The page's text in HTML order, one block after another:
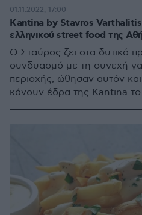
Kantina by Stavros
ελληνικού street food της
Ο Σταύρος ζει στα δυτικά
συνδυασμό με τη συνεχή
περιοχής, ώθησαν αυτόν
κάνουν έδρα της Kantina το
01.11.2022, 17:00